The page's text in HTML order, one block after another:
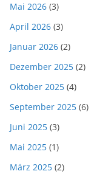
Mai 2026 (3)
April 2026 (3)
Januar 2026 (2)
Dezember 2025 (2)
Oktober 2025 (4)
September 2025 (6)
Juni 2025 (3)
Mai 2025 (1)
März 2025 (2)